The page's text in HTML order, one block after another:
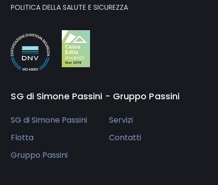
POLITICA DELLA SALUTE E SICUREZZA
SG di Simone Passini - Gruppo Passini
SG di Simone Passini
Servizi
Flotta
Contatti
Gruppo Passini